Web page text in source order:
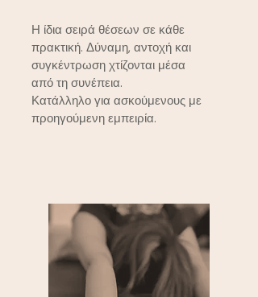
Η ίδια σειρά θέσεων σε κάθε
πρακτική. Δύναμη, αντοχή και
συγκέντρωση χτίζονται μέσα
από τη συνέπεια.
Κατάλληλο για ασκούμενους με
προηγούμενη εμπειρία.